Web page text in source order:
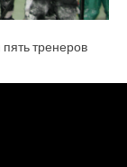
тренеров